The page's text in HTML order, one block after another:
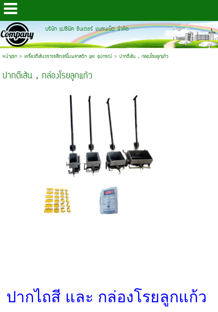
บริษัท แปซิฟิค อินเตอร์ แพลนเน็ต จำกัด
หน้าแรก> เครื่องตีเส้นจราจรสีเทอร์โมพลาสติก และ อุปกรณ์> ปากตีเส้น , กล่องโรยลูกแก้ว
ปากตีเส้น , กล่องโรยลูกแก้ว
ปากไถสี และ กล่องโรยลูกแก้ว